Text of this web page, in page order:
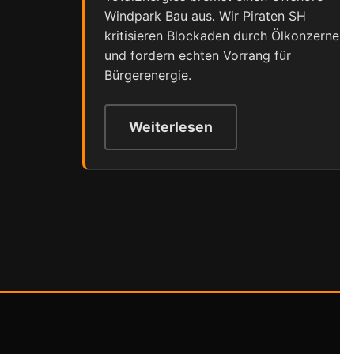
Windpark Bau aus. Wir Piraten SH
kritisieren Blockaden durch Ölkonzerne
und fordern echten Vorrang für
Bürgerenergie.
Weiterlesen